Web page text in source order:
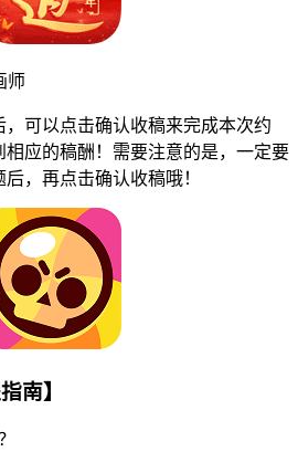
师
可以点击确认收稿来完成本次约
应的稿酬！需要注意的是，一定要
，再点击确认收稿哦！
南】